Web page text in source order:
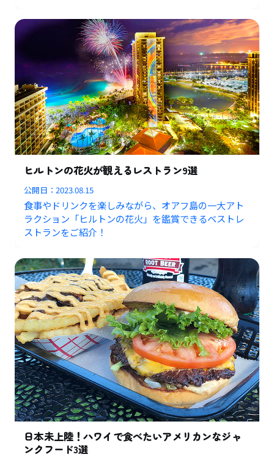
ヒルトンの花火が観えるレストラン9選
公開日：2023.08.15
食事やドリンクを楽しみながら、オアフ島の一大アト
ラクション「ヒルトンの花火」を鑑賞できるベストレ
ストランをご紹介！
日本未上陸！ハワイで食べたいアメリカンなジャ
ンクフード3選